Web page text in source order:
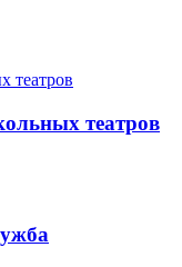
театров